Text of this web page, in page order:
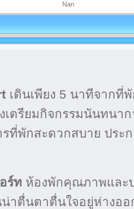
Nan
เดินเพียง 5 นาทีจากที่
เตรียมกิจกรรมนันทนา
ที่พักสะดวกสบาย ประ
ร์ท ห้องพักคุณภาพและ
าตื่นตาตื่นใจอยู่ห่างออ